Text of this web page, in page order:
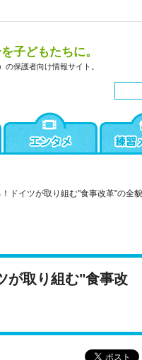
子どもたちに。
の保護者向け情報サイト。
ドイツが取り組む"食事改革"の全貌
が取り組む"食事改